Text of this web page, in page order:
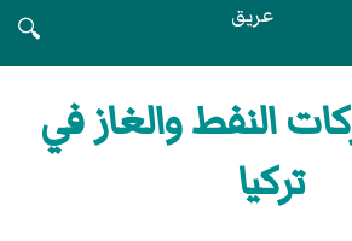
عريق
🔍
النفط والغاز في
تركيا